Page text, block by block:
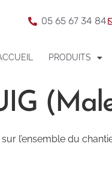
05 65 67 34 84
PRODUITS
l’ensemble du